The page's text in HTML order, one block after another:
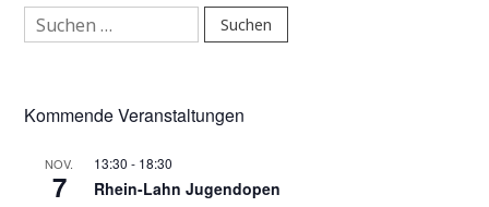
Suchen
nach:
Kommende Veranstaltungen
NOV.
7
13:30 - 18:30
Rhein-Lahn Jugendopen